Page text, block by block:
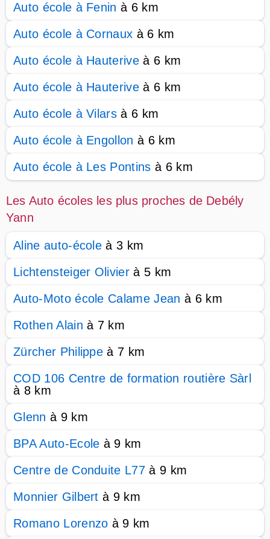
Auto école à Fenin à 6 km
Auto école à Cornaux à 6 km
Auto école à Hauterive à 6 km
Auto école à Hauterive à 6 km
Auto école à Vilars à 6 km
Auto école à Engollon à 6 km
Auto école à Les Pontins à 6 km
Les Auto écoles les plus proches de Debély
Yann
Aline auto-école à 3 km
Lichtensteiger Olivier à 5 km
Auto-Moto école Calame Jean à 6 km
Rothen Alain à 7 km
Zürcher Philippe à 7 km
COD 106 Centre de formation routière Sàrl
à 8 km
Glenn à 9 km
BPA Auto-Ecole à 9 km
Centre de Conduite L77 à 9 km
Monnier Gilbert à 9 km
Romano Lorenzo à 9 km